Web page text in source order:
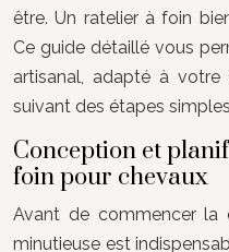
être. Un ratelier à foin
Ce guide détaillé vous
artisanal, adapté à
suivant des étapes
Conception et
foin pour chevaux
Avant de commencer la
minutieuse est